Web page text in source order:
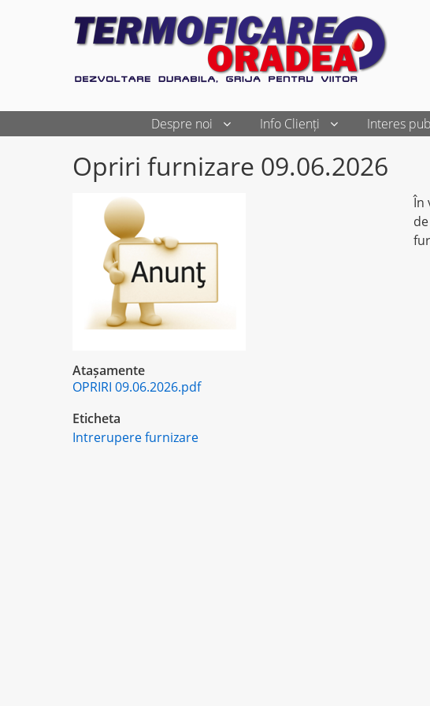
Despre noi Info Clienți Interes
Opriri furnizare 09.06.2026
Atașamente
OPRIRI 09.06.2026.pdf
În
Eticheta
Intrerupere furnizare